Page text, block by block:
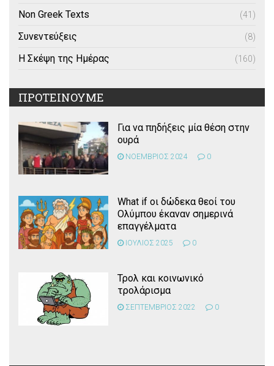
Non Greek Texts (41)
Συνεντεύξεις (8)
Η Σκέψη της Ημέρας (160)
ΠΡΟΤΕΙΝΟΥΜΕ
Για να πηδήξεις μία θέση στην
ουρά
ΝΟΕΜΒΡΙΟΣ 2024 0
What if οι δώδεκα θεοί του
Ολύμπου έκαναν σημερινά
επαγγέλματα
ΙΟΥΛΙΟΣ 2025 0
Τρολ και κοινωνικό
τρολάρισμα
ΣΕΠΤΕΜΒΡΙΟΣ 2022 0